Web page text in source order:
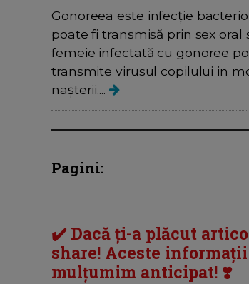
Gonoreea este infecție
poate fi transmisă prin sex oral
femeie infectată cu gonoree
transmite virusul copilului in
nașterii....
Pagini:
✔️ Dacă ți-a plăcut
share! Aceste
mulțumim anticipat! ❣️